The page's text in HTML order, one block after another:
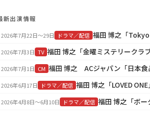
新出演情報
2026年7月22日〜29日 ドラマ／配信 福田 博之「
2026年7月3日 TV 福田 博之「金曜ミステリークラ
2026年7月1日 CM
2026年6月17日 ドラマ／配信 福田 博之「LOVED
2026年4月8日〜6月10日 ドラマ／配信 福田 博之「ボ